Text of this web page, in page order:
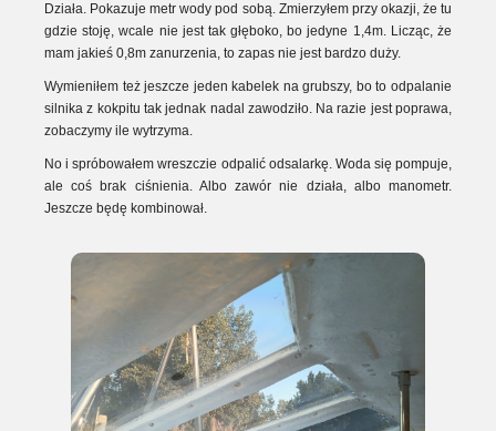
Działa. Pokazuje metr wody pod sobą. Zmierzyłem przy okazji, że tu
gdzie stoję, wcale nie jest tak głęboko, bo jedyne 1,4m. Licząc, że
mam jakieś 0,8m zanurzenia, to zapas nie jest bardzo duży.
Wymieniłem też jeszcze jeden kabelek na grubszy, bo to odpalanie
silnika z kokpitu tak jednak nadal zawodziło. Na razie jest poprawa,
zobaczymy ile wytrzyma.
No i spróbowałem wreszczie odpalić odsalarkę. Woda się pompuje,
ale coś brak ciśnienia. Albo zawór nie działa, albo manometr.
Jeszcze będę kombinował.